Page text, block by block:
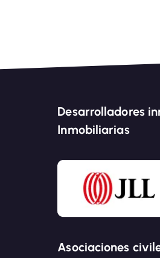
Desarrolladores
Inmobiliarias
Asociaciones